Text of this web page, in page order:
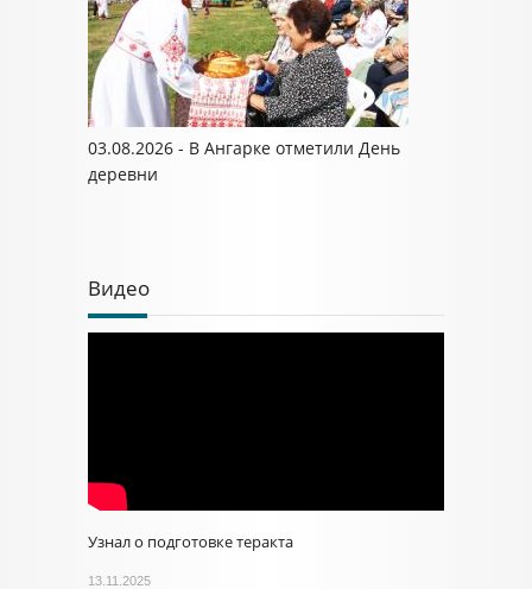
03.08.2026 - В Ангарке отметили День
деревни
Видео
Узнал о подготовке теракта
13.11.2025